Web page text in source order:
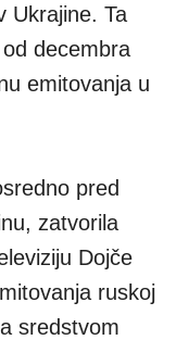
Ukrajine. Ta
decembra
emitovanja u
pred
zatvorila
Dojče
ruskoj
sredstvom